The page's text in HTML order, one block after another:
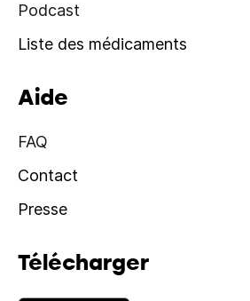
Podcast
Liste des médicaments
Aide
FAQ
Contact
Presse
Télécharger